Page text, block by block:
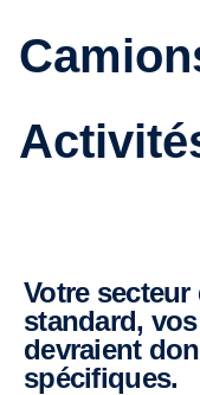
Votre secteur d’activité est tout sauf
standard,
devraient
spécifiques.